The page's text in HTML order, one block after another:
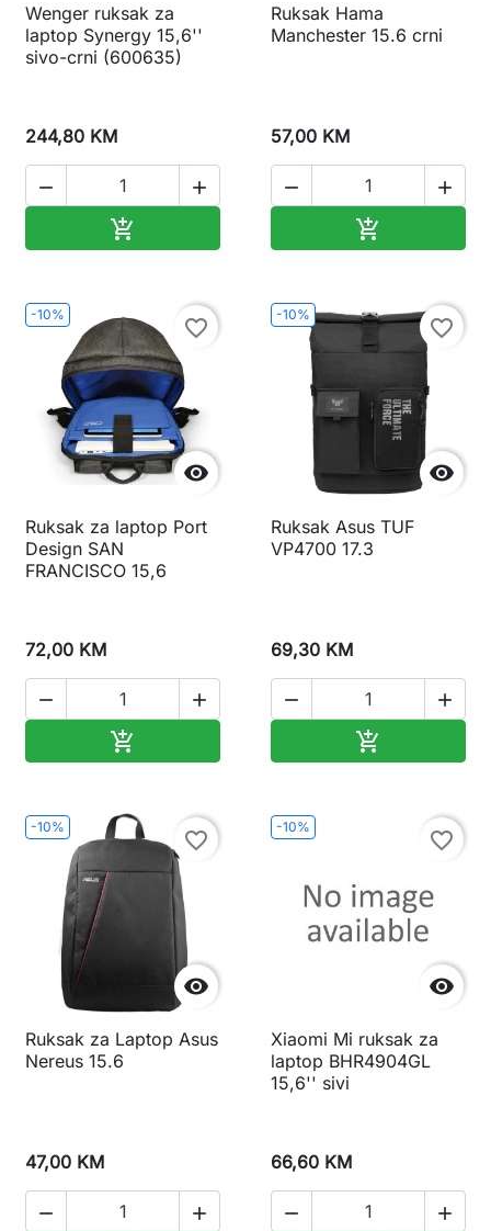
Wenger ruksak za
laptop Synergy 15,6''
sivo-crni (600635)
244,80 KM
 

Ruksak Hama
Manchester 15.6 crni
57,00 KM
 

-10%

favorite_border
Ruksak za laptop Port
Design SAN
FRANCISCO 15,6
72,00 KM
 

-10%

favorite_border
Ruksak Asus TUF
VP4700 17.3
69,30 KM
 

-10%

favorite_border
Ruksak za Laptop Asus
Nereus 15.6
47,00 KM
 
-10%

favorite_border
Xiaomi Mi ruksak za
laptop BHR4904GL
15,6'' sivi
66,60 KM
 